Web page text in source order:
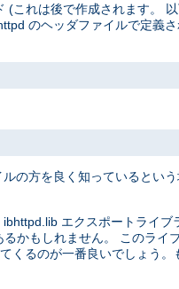
(これは後で作成されます。
のヘッダファイルで定義
ルの方を良く知っているとい
エクスポートライブ
かもしれません。 このライ
くるのが一番良いでしょう。